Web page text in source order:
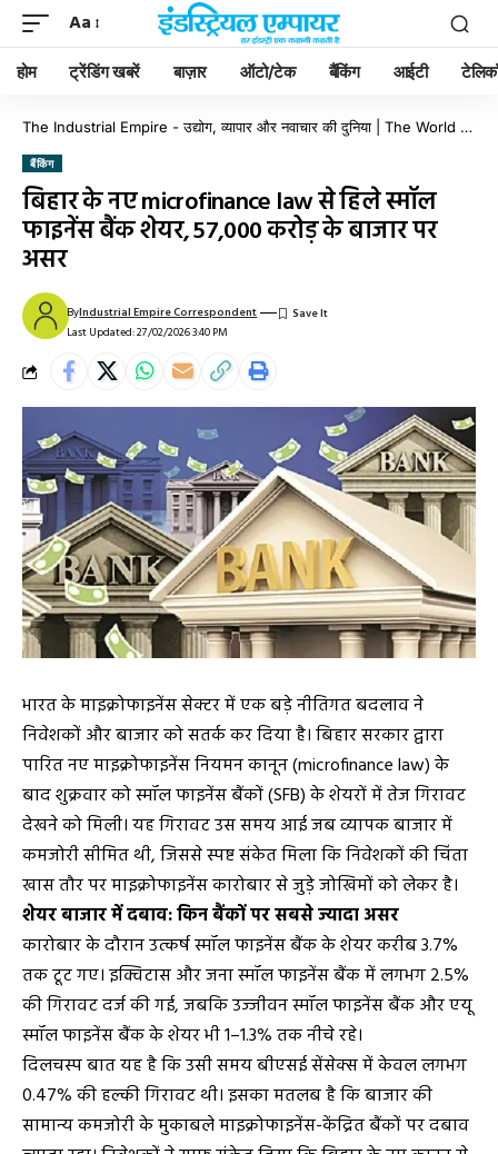
Aa
होम ट्रेंडिंग खबरें बाज़ार ऑटो/टेक बैंकिंग आईटी
The Industrial Empire - उद्योग, व्यापार और नवाचार की दुनिया | The World of Industry, Business & Innovation
बैंकिंग
बिहार के नए microfinance law से हिले स्मॉल
फाइनेंस बैंक शेयर, ₹57,000 करोड़ के बाजार पर
असर
Last Updated: 27/02/2026 3:40 PM
ByIndustrial Empire Correspondent
भारत के माइक्रोफाइनेंस सेक्टर में एक बड़े नीतिगत बदलाव ने
निवेशकों और बाजार को सतर्क कर दिया है। बिहार सरकार द्वारा
पारित नए माइक्रोफाइनेंस नियमन कानून (microfinance law) के
बाद शुक्रवार को स्मॉल फाइनेंस बैंकों (SFB) के शेयरों में तेज गिरावट
देखने को मिली। यह गिरावट उस समय आई जब व्यापक बाजार में
कमजोरी सीमित थी, जिससे स्पष्ट संकेत मिला कि निवेशकों की चिंता
खास तौर पर माइक्रोफाइनेंस कारोबार से जुड़े जोखिमों को लेकर है।
शेयर बाजार में दबाव: किन बैंकों पर सबसे ज्यादा असर
कारोबार के दौरान उत्कर्ष स्मॉल फाइनेंस बैंक के शेयर करीब 3.7%
तक टूट गए। इक्विटास और जना स्मॉल फाइनेंस बैंक में लगभग 2.5%
की गिरावट दर्ज की गई, जबकि उज्जीवन स्मॉल फाइनेंस बैंक और एयू
स्मॉल फाइनेंस बैंक के शेयर भी 1–1.3% तक नीचे रहे।
दिलचस्प बात यह है कि उसी समय बीएसई सेंसेक्स में केवल लगभग
0.47% की हल्की गिरावट थी। इसका मतलब है कि बाजार की
सामान्य कमजोरी के मुकाबले माइक्रोफाइनेंस-केंद्रित बैंकों पर दबाव